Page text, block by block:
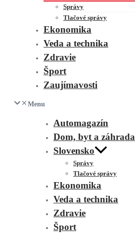
Správy
Tlačové správy
Ekonomika
Veda a technika
Zdravie
Šport
Zaujímavosti
Menu
Automagazín
Dom, byt a záhrada
Slovensko
Správy
Tlačové správy
Ekonomika
Veda a technika
Zdravie
Šport